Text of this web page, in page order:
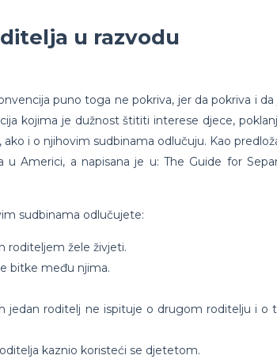
u razvodu
puno toga ne pokriva, jer da pokriva i da
kojima je dužnost štititi interese djece,
i o njihovim sudbinama odlučuju. Kao
Americi, a napisana je u: The Guide for
sudbinama odlučujete:
roditeljem žele živjeti.
bitke među njima.
jedan roditelj ne ispituje o drugom roditelju i o
kaznio koristeći se djetetom.